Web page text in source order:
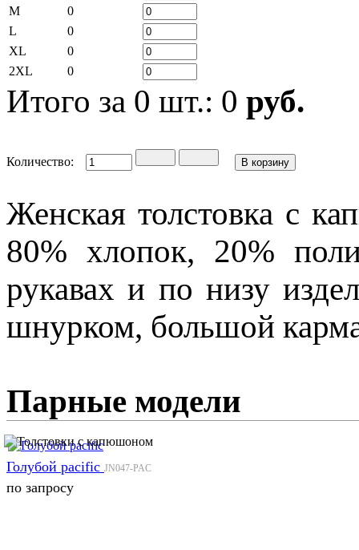
M
0
L
0
XL
0
2XL
0
Итого за 0 шт.: 0 руб.
Количество:
Женская толстовка с
80% хлопок, 20%
рукавах и по низу
шнурком, большой
Парные модели
Голубой pacific JN047-PAC
по запросу